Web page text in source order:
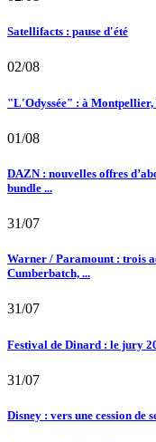
Satellifacts : pause d'été
02/08
"L'Odyssée" : à Montpellier,
01/08
DAZN : nouvelles offres
bundle ...
31/07
Warner / Paramount : trois
Cumberbatch, ...
31/07
Festival de Dinard : le jury
31/07
Disney : vers une cession de